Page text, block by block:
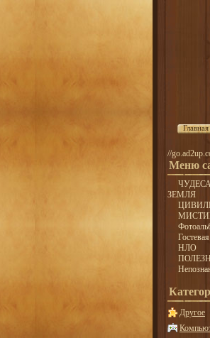
Главная
//
Меню
ЗЕМЛЯ
НЛО
Другое